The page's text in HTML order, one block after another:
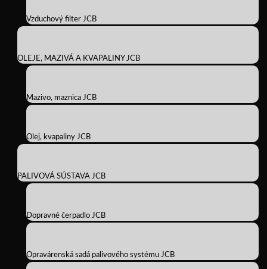
Vzduchový filter JCB
OLEJE, MAZIVÁ A KVAPALINY JCB
Mazivo, maznica JCB
Olej, kvapaliny JCB
PALIVOVÁ SÚSTAVA JCB
Dopravné čerpadlo JCB
Opravárenská sadá palivového systému JCB